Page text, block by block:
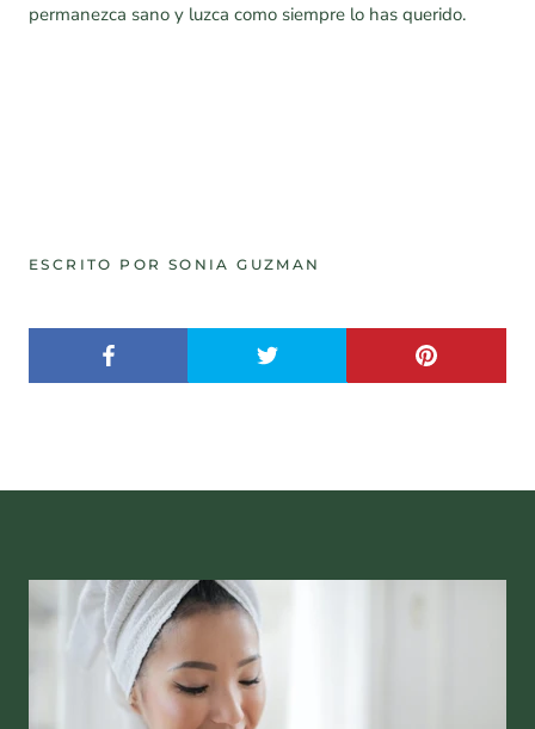
permanezca sano y luzca como siempre lo has querido.
ESCRITO POR SONIA GUZMAN